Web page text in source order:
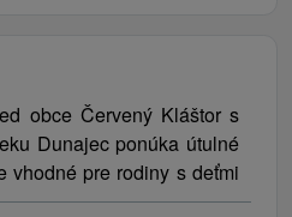
obce Červený Kláštor s
Dunajec ponúka útulné
vhodné pre rodiny s deťmi
čas je možné tráviť v